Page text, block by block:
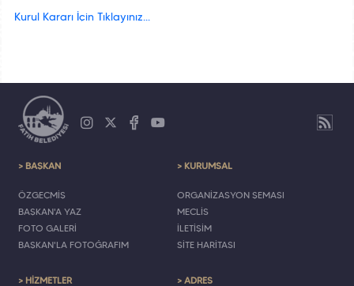
Kurul Kararı İçin Tıklayınız...
> BAŞKAN
ÖZGEÇMİŞ
BAŞKAN'A YAZ
FOTO GALERİ
BAŞKAN'LA FOTOĞRAFIM
> KURUMSAL
ORGANİZASYON ŞEMASI
MECLİS
İLETİŞİM
SİTE HARİTASI
> HİZMETLER > ADRES